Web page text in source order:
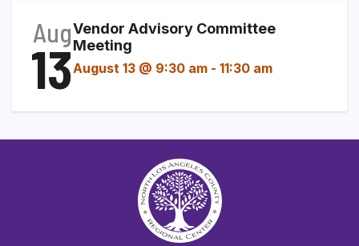
Aug
13
Vendor Advisory Committee
Meeting
August 13 @ 9:30 am - 11:30 am